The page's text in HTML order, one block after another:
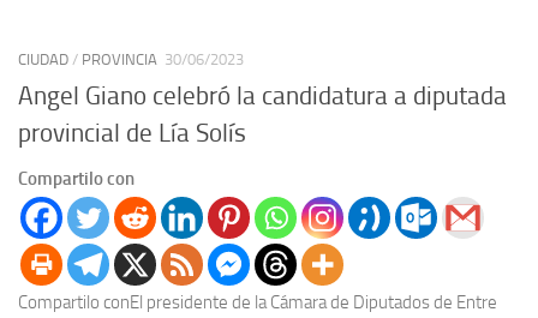
CIUDAD / PROVINCIA 30/06/2023
Angel Giano celebró la candidatura a diputada
provincial de Lía Solís
Compartilo con
Compartilo conEl presidente de la Cámara de Diputados de Entre